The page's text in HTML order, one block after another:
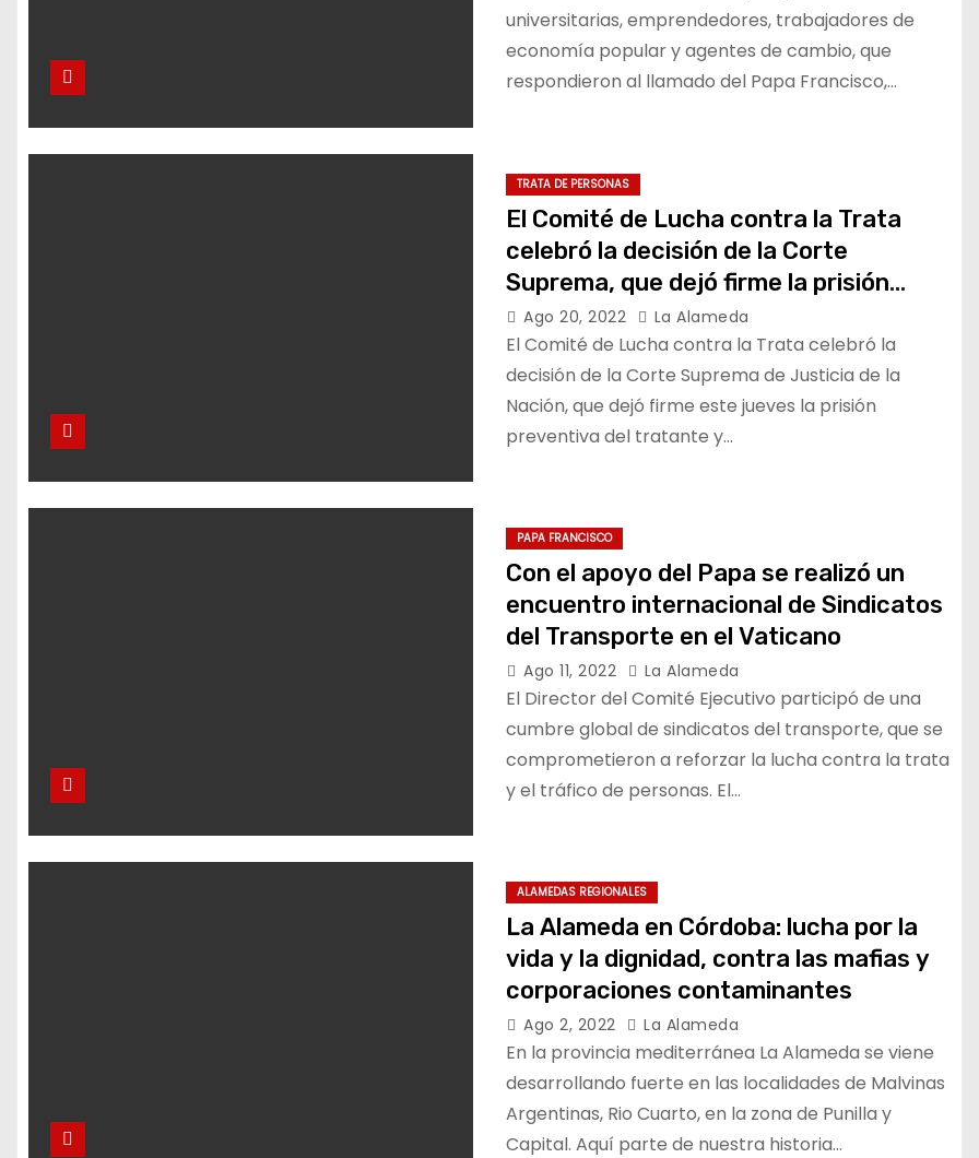
universitarias, emprendedores, trabajadores de
economía popular y agentes de cambio, que
respondieron al llamado del Papa Francisco,…
TRATA DE PERSONAS
El Comité de Lucha contra la Trata
celebró la decisión de la Corte
Suprema, que dejó firme la prisión
preventiva de Raúl Martins
Ago 20, 2022 La Alameda
El Comité de Lucha contra la Trata celebró la
decisión de la Corte Suprema de Justicia de la
Nación, que dejó firme este jueves la prisión
preventiva del tratante y…
PAPA FRANCISCO
Con el apoyo del Papa se realizó un
encuentro internacional de Sindicatos
del Transporte en el Vaticano
Ago 11, 2022 La Alameda
El Director del Comité Ejecutivo participó de una
cumbre global de sindicatos del transporte, que se
comprometieron a reforzar la lucha contra la trata
y el tráfico de personas. El…
ALAMEDAS REGIONALES
La Alameda en Córdoba: lucha por la
vida y la dignidad, contra las mafias y
corporaciones contaminantes
Ago 2, 2022 La Alameda
En la provincia mediterránea La Alameda se viene
desarrollando fuerte en las localidades de Malvinas
Argentinas, Rio Cuarto, en la zona de Punilla y
Capital. Aquí parte de nuestra historia…